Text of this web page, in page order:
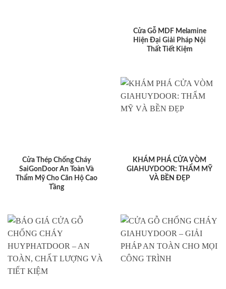
Cửa Gỗ MDF Melamine
Hiện Đại Giải Pháp Nội
Thất Tiết Kiệm
Cửa Thép Chống Cháy
SaiGonDoor An Toàn Và
Thẩm Mỹ Cho Căn Hộ Cao
Tầng
KHÁM PHÁ CỬA VÒM
GIAHUYDOOR: THẨM MỸ
VÀ BỀN ĐẸP